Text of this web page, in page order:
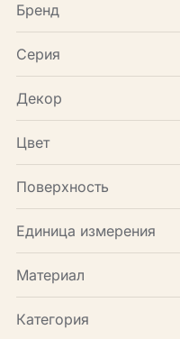
Бренд
Серия
Декор
Цвет
Поверхность
Единица измерения
Материал
Категория